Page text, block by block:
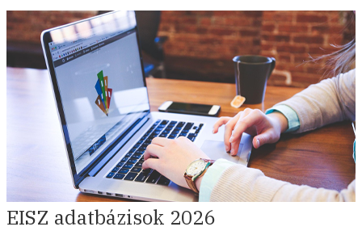
EISZ adatbázisok 2026